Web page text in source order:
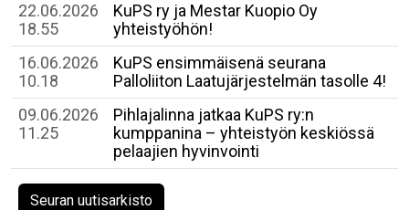
22.06.2026
18.55
KuPS ry ja Mestar Kuopio Oy
yhteistyöhön!
16.06.2026
10.18
​KuPS ensimmäisenä seurana
Palloliiton Laatujärjestelmän tasolle 4!
09.06.2026
11.25
Pihlajalinna jatkaa KuPS ry:n
kumppanina – yhteistyön keskiössä
pelaajien hyvinvointi
Seuran uutisarkisto